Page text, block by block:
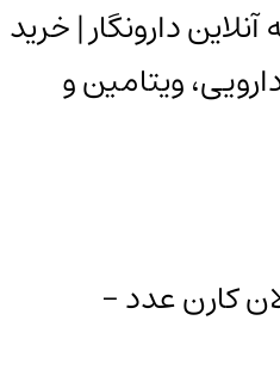
دارونگار | خرید
ویتامین و
کارن عدد-